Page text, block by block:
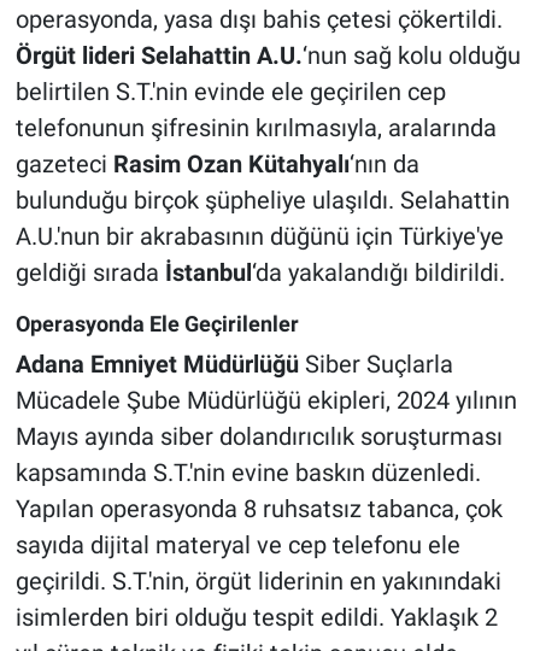
operasyonda, yasa dışı bahis çetesi çökertildi.
Örgüt lideri Selahattin A.U.‘nun sağ kolu olduğu
belirtilen S.T.'nin evinde ele geçirilen cep
telefonunun şifresinin kırılmasıyla, aralarında
gazeteci Rasim Ozan Kütahyalı‘nın da
bulunduğu birçok şüpheliye ulaşıldı. Selahattin
A.U.'nun bir akrabasının düğünü için Türkiye'ye
geldiği sırada İstanbul‘da yakalandığı bildirildi.
Operasyonda Ele Geçirilenler
Adana Emniyet MüdürlüğüSiber Suçlarla
Mücadele Şube Müdürlüğü ekipleri, 2024 yılının
Mayıs ayında siber dolandırıcılık soruşturması
kapsamında S.T.'nin evine baskın düzenledi.
Yapılan operasyonda 8 ruhsatsız tabanca, çok
sayıda dijital materyal ve cep telefonu ele
geçirildi. S.T.'nin, örgüt liderinin en yakınındaki
isimlerden biri olduğu tespit edildi. Yaklaşık 2